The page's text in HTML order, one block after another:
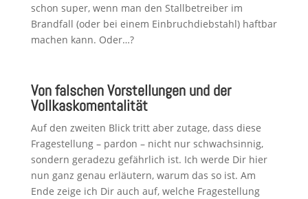
schon super, wenn man den Stallbetreiber im
Brandfall (oder bei einem Einbruchdiebstahl) haftbar
machen kann. Oder…?
Von falschen Vorstellungen und der
Vollkaskomentalität
Auf den zweiten Blick tritt aber zutage, dass diese
Fragestellung – pardon – nicht nur schwachsinnig,
sondern geradezu gefährlich ist. Ich werde Dir hier
nun ganz genau erläutern, warum das so ist. Am
Ende zeige ich Dir auch auf, welche Fragestellung